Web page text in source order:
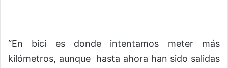
“En bici es donde intentamos meter más
kilómetros, aunque hasta ahora han sido salidas